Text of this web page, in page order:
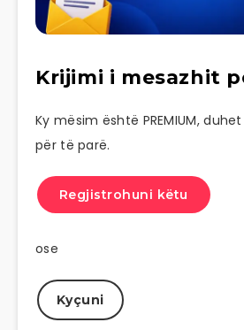
Krijimi i mesazhit
Ky mësim është PREMIUM,
për të parë.
Regjistrohuni këtu
ose
Kyçuni